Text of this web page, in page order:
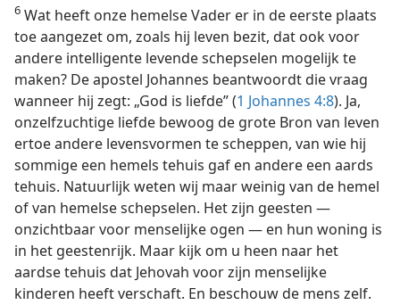
6 Wat heeft onze hemelse Vader er in de eerste plaats
toe aangezet om, zoals hij leven bezit, dat ook voor
andere intelligente levende schepselen mogelijk te
maken? De apostel Johannes beantwoordt die vraag
wanneer hij zegt: „God is liefde” (1 Johannes 4:8). Ja,
onzelfzuchtige liefde bewoog de grote Bron van leven
ertoe andere levensvormen te scheppen, van wie hij
sommige een hemels tehuis gaf en andere een aards
tehuis. Natuurlijk weten wij maar weinig van de hemel
of van hemelse schepselen. Het zijn geesten —
onzichtbaar voor menselijke ogen — en hun woning is
in het geestenrijk. Maar kijk om u heen naar het
aardse tehuis dat Jehovah voor zijn menselijke
kinderen heeft verschaft. En beschouw de mens zelf.